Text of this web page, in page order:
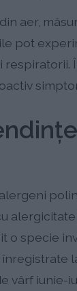
aer,
pot
o specie
vârf iunie-